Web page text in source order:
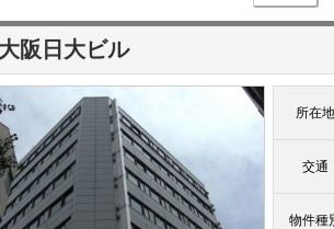
阪日大ビル
所在地
交通
物件種